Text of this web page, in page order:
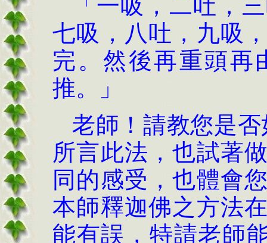
「一吸，二吐，
七吸，八吐，九吸
完。然後再重頭再
推。」
老師！請教您是
所言此法，也試著
同的感受，也體會
本師釋迦佛之方法
能有誤，特請老師